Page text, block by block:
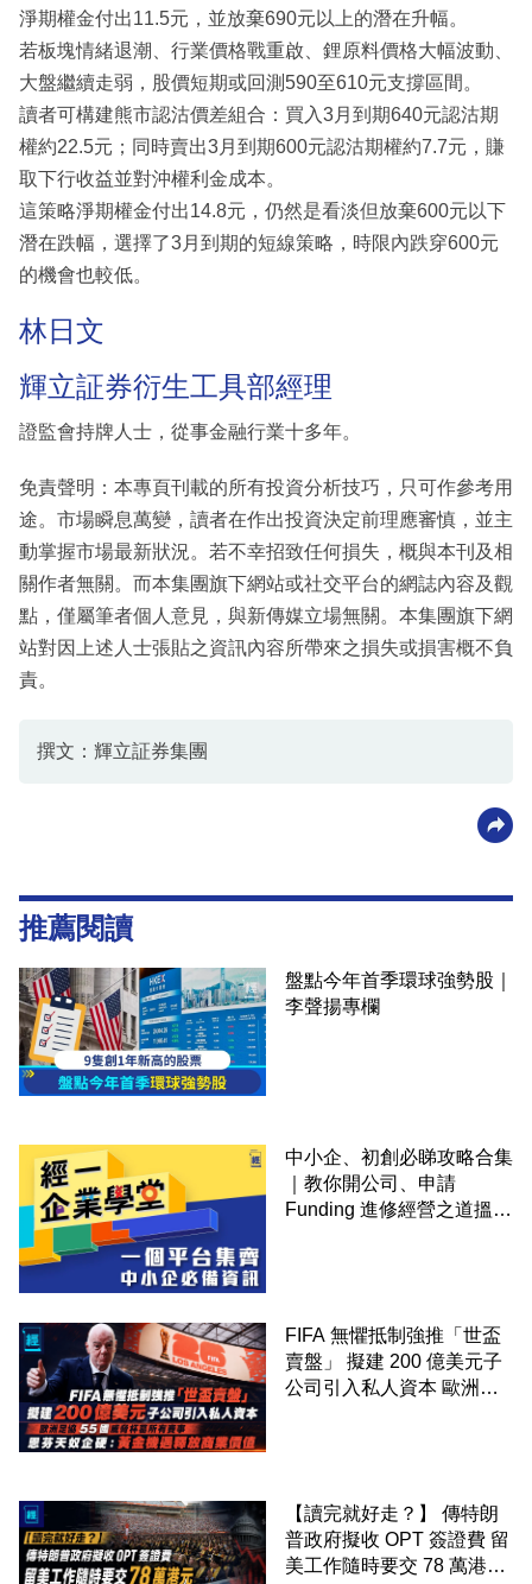
淨期權金付出11.5元，並放棄690元以上的潛在升幅。
若板塊情緒退潮、行業價格戰重啟、鋰原料價格大幅波動、
大盤繼續走弱，股價短期或回測590至610元支撐區間。
讀者可構建熊市認沽價差組合：買入3月到期640元認沽期
權約22.5元；同時賣出3月到期600元認沽期權約7.7元，賺
取下行收益並對沖權利金成本。
這策略淨期權金付出14.8元，仍然是看淡但放棄600元以下
潛在跌幅，選擇了3月到期的短線策略，時限內跌穿600元
的機會也較低。
林日文
輝立証券衍生工具部經理
證監會持牌人士，從事金融行業十多年。
免責聲明：本專頁刊載的所有投資分析技巧，只可作參考用
途。市場瞬息萬變，讀者在作出投資決定前理應審慎，並主
動掌握市場最新狀況。若不幸招致任何損失，概與本刊及相
關作者無關。而本集團旗下網站或社交平台的網誌內容及觀
點，僅屬筆者個人意見，與新傳媒立場無關。本集團旗下網
站對因上述人士張貼之資訊內容所帶來之損失或損害概不負
責。
撰文：輝立証券集團
推薦閱讀
盤點今年首季環球強勢股｜
李聲揚專欄
中小企、初創必睇攻略合集
｜教你開公司、申請
Funding 進修經營之道搵大
FIFA 無懼抵制強推「世盃
賣盤」 擬建 200 億美元子
公司引入私人資本 歐洲足
【讀完就好走？】 傳特朗
普政府擬收 OPT 簽證費 留
美工作隨時要交 78 萬港元